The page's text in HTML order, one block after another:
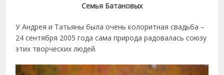
Семья Батановых
У Андрея и Татьяны была очень колоритная свадьба –
24 сентября 2005 года сама природа радовалась союзу
этих творческих людей.